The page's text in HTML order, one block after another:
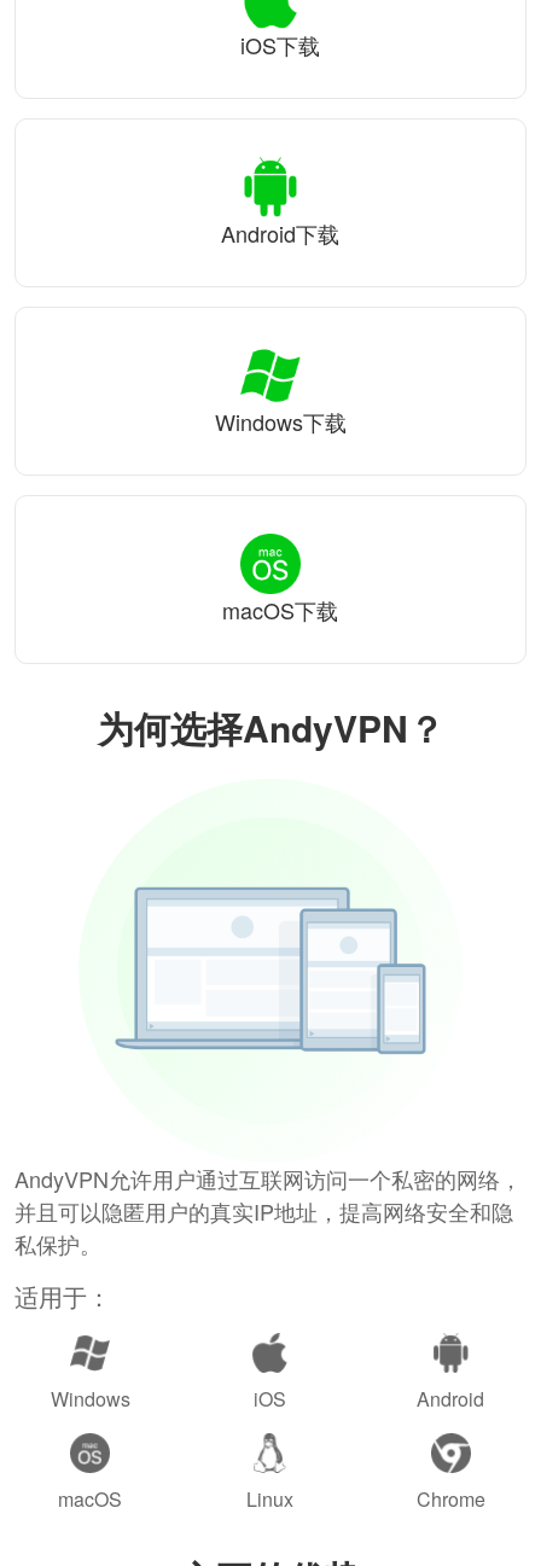
为何选择AndyVPN？
AndyVPN允许用户通过互联网访问一个私密的网络，
并且可以隐匿用户的真实IP地址，提高网络安全和隐
私保护。
适用于：
Windows iOS Android
macOS Linux Chrome
iOS下载
Android下载
Windows下载
macOS下载